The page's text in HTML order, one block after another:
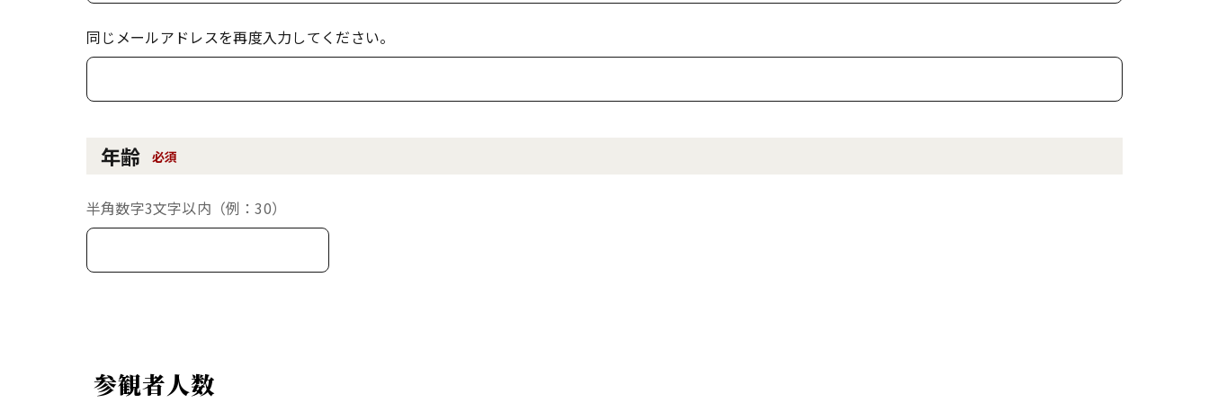
同じメールアドレスを再度入力してください。
年齢 必須
半角数字3文字以内（例：30）
参観者人数